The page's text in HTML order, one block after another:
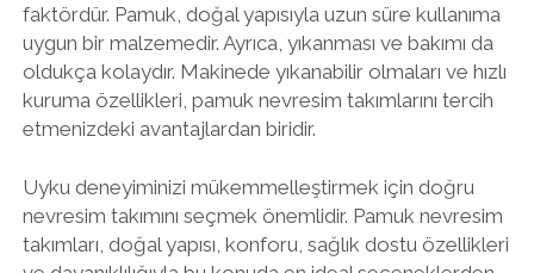
faktördür. Pamuk, doğal yapısıyla uzun süre kullanıma
uygun bir malzemedir. Ayrıca, yıkanması ve bakımı da
oldukça kolaydır. Makinede yıkanabilir olmaları ve hızlı
kuruma özellikleri, pamuk nevresim takımlarını tercih
etmenizdeki avantajlardan biridir.
Uyku deneyiminizi mükemmelleştirmek için doğru
nevresim takımını seçmek önemlidir. Pamuk nevresim
takımları, doğal yapısı, konforu, sağlık dostu özellikleri